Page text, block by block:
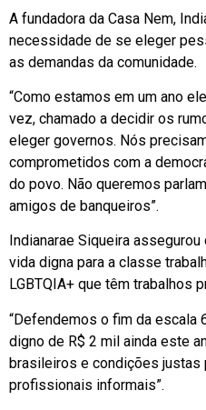
A fundadora da Casa Nem,
necessidade de se eleger
as demandas da comunidade.
“Como estamos em um ano
vez, chamado a decidir os
eleger governos. Nós
comprometidos com a
do povo. Não queremos
amigos de banqueiros”.
Indianarae Siqueira
vida digna para a classe
LGBTQIA+ que têm trabalhos
“Defendemos o fim da escala
digno de R$ 2 mil ainda este
brasileiros e condições justas
profissionais informais”.